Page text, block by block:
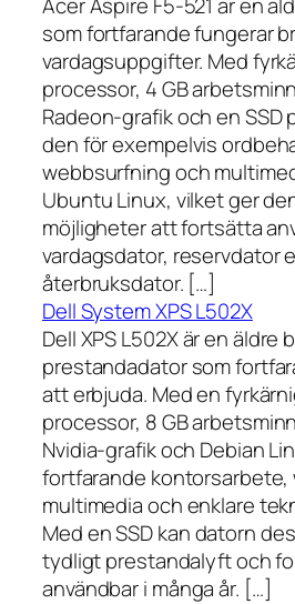
som fortfarande fungerar
vardagsuppgifter. Med
processor, 4 GB
Radeon-grafik och en SSD
den för exempelvis
webbsurfning och
Ubuntu Linux, vilket ger
möjligheter att fortsätta
vardagsdator, reservdator
återbruksdator. […]
Dell System XPS L502X
Dell XPS L502X är en äldre
prestandadator som
att erbjuda. Med en
processor, 8 GB
Nvidia-grafik och Debian
fortfarande kontorsarbete,
multimedia och enklare
Med en SSD kan datorn
tydligt prestandalyft och
användbar i många år. […]